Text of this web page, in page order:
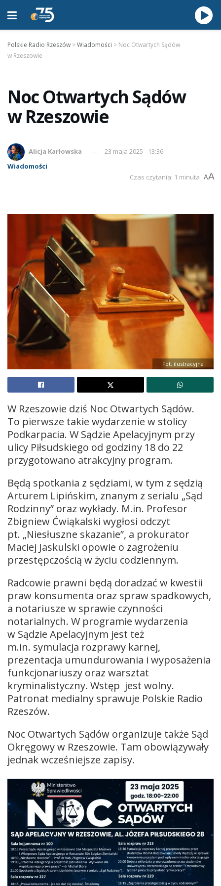
Polskie Radio Rzeszów >Wiadomości > Noc Otwartych Sądów
w Rzeszowie
Noc Otwartych Sądów
w Rzeszowie
Alicja Karłowska
23 maja 2025 - 13:36
Wiadomości
Czas czytania: 1 minuta AA
Fot. ilustracyjna
W Rzeszowie dziś Noc Otwartych Sądów.
To pierwsze takie wydarzenie w stolicy
Podkarpacia. W Sądzie Apelacyjnym przy
ulicy Piłsudskiego od godziny 18 do 22
przygotowano atrakcyjny program.
Będą spotkania z sędziami, w tym z sędzią
Arturem Lipińskim, znanym z serialu „Sąd
Rodzinny” oraz wykłady. M.in. Profesor
Zbigniew Ćwiąkalski wygłosi odczyt
pt. „Niesłuszne skazanie”, a prokurator
Maciej Jaskulski opowie o zagrożeniu
przestępczością w życiu codziennym.
Radcowie prawni będą doradzać w kwestii
praw konsumenta oraz spraw spadkowych,
a notariusze w sprawie czynności
notarialnych. W programie wydarzenia
w Sądzie Apelacyjnym jest też
m.in. symulacja rozprawy karnej,
prezentacja umundurowania i wyposażenia
funkcjonariuszy oraz warsztat
kryminalistyczny. Wstęp jest wolny.
Patronat medialny sprawuje Polskie Radio
Rzeszów.
Noc Otwartych Sądów organizuje także Sąd
Okręgowy w Rzeszowie. Tam obowiązywały
jednak wcześniejsze zapisy.